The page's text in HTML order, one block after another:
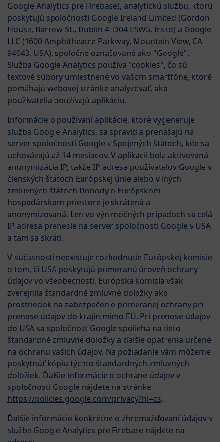
Google Analytics pre Firebase), analytickú službu, ktorú
poskytujú spoločnosti Google Ireland Limited (Gordon
House, Barrow St., Dublin 4, D04 E5W5, Írsko) a Google
LLC (1600 Amphitheatre Parkway, Mountain View, CA
94043, USA), spoločne označované ako "Google".
Služba Google Analytics používa "cookies", čo sú
textové súbory umiestnené vo vašom smartfóne, ktoré
pomáhajú webovej stránke analyzovať, ako
používatelia používajú aplikáciu.
Informácie o používaní aplikácie, ktoré vygeneruje
služba Google Analytics, sa spravidla prenášajú na
server spoločnosti Google v Spojených štátoch, kde sa
uchovávajú až 14 mesiacov. V aplikácii bola aktivovaná
anonymizácia IP, takže IP adresa používateľov Google v
členských štátoch Európskej únie alebo v iných
zmluvných štátoch Dohody o Európskom
hospodárskom priestore je skrátená a
anonymizovaná. Len vo výnimočných prípadoch sa celá
IP adresa prenesie na server spoločnosti Google v USA
a tam sa skráti.
V súčasnosti neexistuje rozhodnutie Európskej komisie
o tom, či USA poskytujú primeranú úroveň ochrany
údajov vo všeobecnosti. Európska komisia však
zverejnila štandardné zmluvné doložky ako
prostriedok na zabezpečenie primeranej ochrany pri
prenose údajov do krajín mimo EÚ. Pri prenose údajov
do USA sa spoločnosť Google spolieha na tieto
štandardné zmluvné doložky a ďalšie opatrenia určené
na ochranu vašich údajov. Na požiadanie vám môžeme
poskytnúť kópiu týchto štandardných zmluvných
doložiek. Ďalšie informácie o ochrane údajov v
spoločnosti Google nájdete na stránke
https://policies.google.com/privacy?hl=cs.
Ďalšie informácie konkrétne o zhromažďovaní údajov v
službe Google Analytics pre Firebase nájdete na